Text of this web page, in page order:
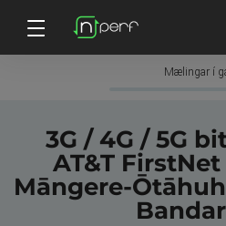
Mælingar í
3G / 4G / 5G
AT&T
Māngere-